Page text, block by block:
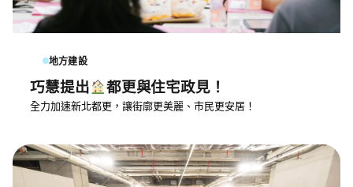
地方建設
巧慧提出 都更與住宅政見！
全力加速新北都更，讓街廓更美麗、市民更安居！